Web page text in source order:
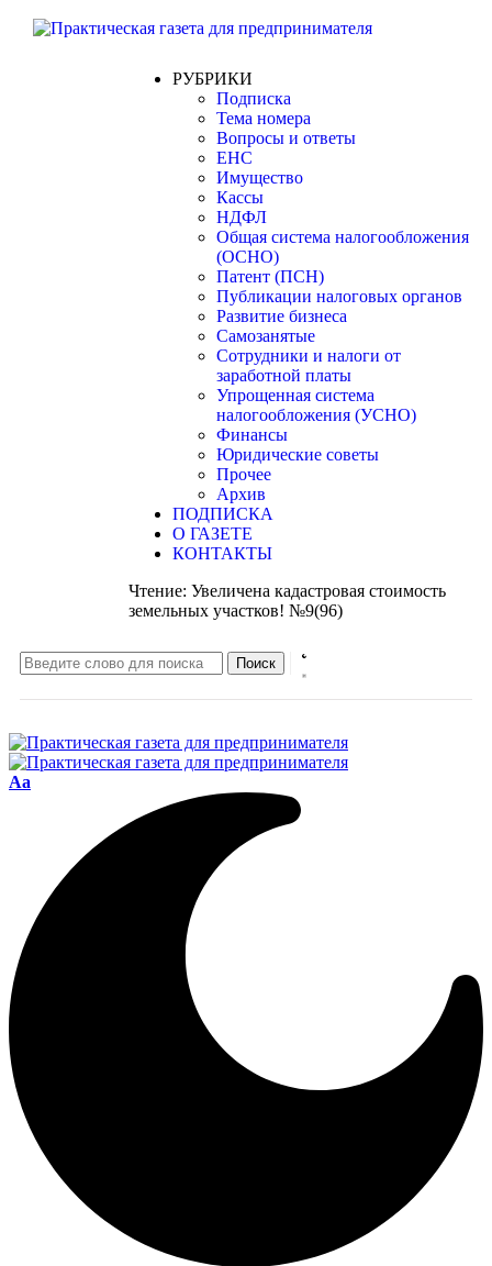
РУБРИКИ
Подписка
Тема номера
Вопросы и ответы
ЕНС
Имущество
Кассы
НДФЛ
Общая система налогообложения
(ОСНО)
Патент (ПСН)
Публикации налоговых органов
Развитие бизнеса
Самозанятые
Сотрудники и налоги от
заработной платы
Упрощенная система
налогообложения (УСНО)
Финансы
Юридические советы
Прочее
Архив
ПОДПИСКА
О ГАЗЕТЕ
КОНТАКТЫ
Чтение: Увеличена кадастровая стоимость
земельных участков! №9(96)
Aa